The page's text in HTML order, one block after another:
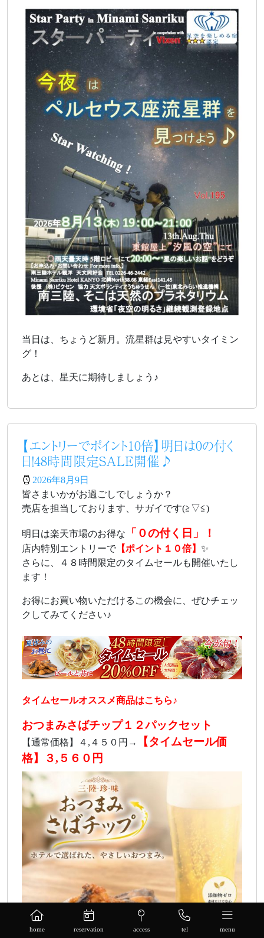
home reservation access tel menu
当日は、ちょうど新月。流星群は見やすいタイミン
グ！
あとは、星天に期待しましょう♪
【エントリーでポイント10倍】明日は0の付く
日！48時間限定SALE開催♪
2026年8月9日
皆さまいかがお過ごしでしょうか？
売店を担当しております、サガイです(≧▽≦)
明日は楽天市場のお得な 「０の付く日」！
店内特別エントリーで 【ポイント１０倍】 ✨
さらに、４８時間限定のタイムセールも開催いたし
ます！
お得にお買い物いただけるこの機会に、ぜひチェッ
クしてみてください♪
タイムセールオススメ商品はこちら♪
おつまみさばチップ１２パックセット
【通常価格】４,４５０円→
【タイムセール価
格】３,５６０円